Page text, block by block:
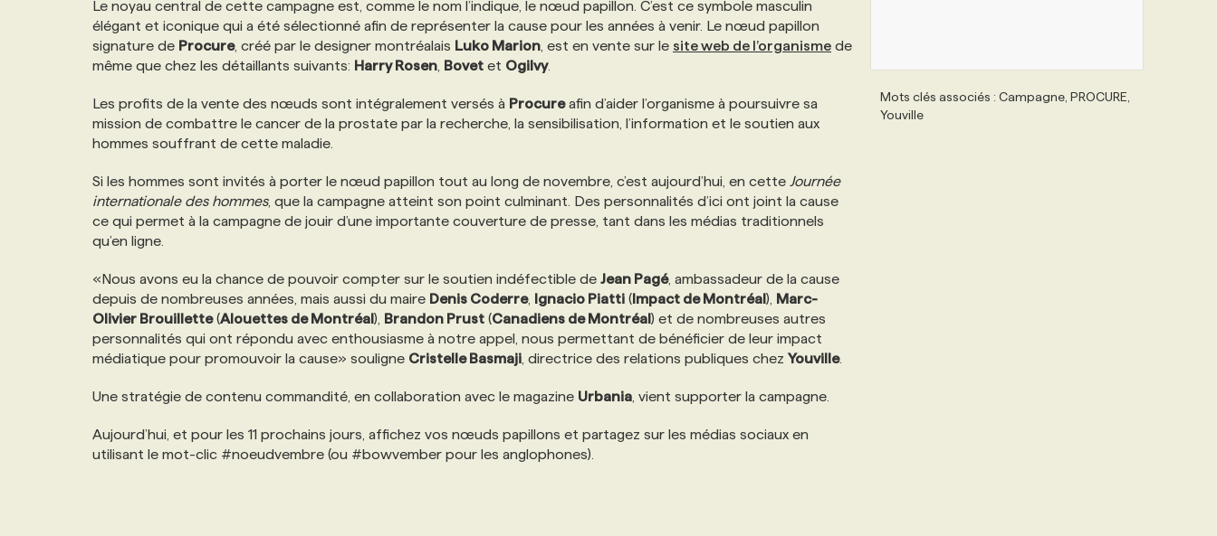
NOS TARIFS
ANNONCEZ AVEC NOUS
ANNONCEZ AVEC NOUS
Le noyau central de cette campagne est, comme le nom l’indique, le nœud papillon. C’est ce symbole masculin
élégant et iconique qui a été sélectionné afin de représenter la cause pour les années à venir. Le nœud papillon
signature de Procure, créé par le designer montréalais Luko Marion , est en vente sur le site web de l’organisme de
même que chez les détaillants suivants: Harry Rosen Bovet et Ogilvy.
Les profits de la vente des nœuds sont intégralement versés à Procureafin d’aider l’organisme à poursuivre sa
mission de combattre le cancer de la prostate par la recherche, la sensibilisation, l’information et le soutien aux
hommes souffrant de cette maladie.
Si les hommes sont invités à porter le nœud papillon tout au long de novembre, c’est aujourd’hui, en cette Journée
internationale des hommes, que la campagne atteint son point culminant. Des personnalités d’ici ont joint la cause
ce qui permet à la campagne de jouir d’une importante couverture de presse, tant dans les médias traditionnels
qu’en ligne.
«Nous avons eu la chance de pouvoir compter sur le soutien indéfectible de Jean Pagé, ambassadeur de la cause
depuis de nombreuses années, mais aussi du maire Denis Coderre, Ignacio Piatti (Impact de Montréal), Marc-
Olivier Brouillette(Alouettes de Montréal), Brandon Prust (Canadiens de Montréal) et de nombreuses autres
personnalités qui ont répondu avec enthousiasme à notre appel, nous permettant de bénéficier de leur impact
médiatique pour promouvoir la cause» souligne Cristelle Basmaji , directrice des relations publiques chez Youville.
Une stratégie de contenu commandité, en collaboration avec le magazine Urbania , vient supporter la campagne.
Aujourd’hui, et pour les 11 prochains jours, affichez vos nœuds papillons et partagez sur les médias sociaux en
utilisant le mot-clic #noeudvembre (ou #bowvember pour les anglophones).
Mots clés associés : Campagne, PROCURE,
Youville